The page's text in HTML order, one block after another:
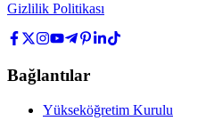
Gizlilik Politikası
Bağlantılar
Yükseköğretim Kurulu